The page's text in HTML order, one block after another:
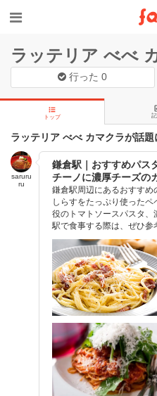
ラッテリア べべ
行った0
トップ
ラッテリア べべ カマクラが話
saruru
ru
鎌倉駅｜おすすめパス
チーノに濃厚チーズの
鎌倉駅周辺にあるおすす
しらすをたっぷり使った
役のトマトソースパスタ
駅で食事する際は、ぜひ参